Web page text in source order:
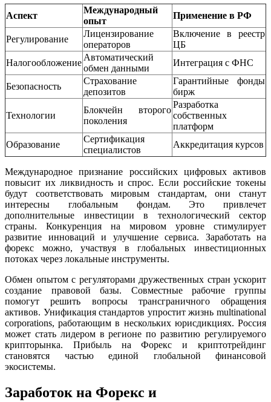
Аспект
Международный
опыт
Применение в РФ
Регулирование
Лицензирование
операторов
Включение в реестр
ЦБ
Налогообложение
Автоматический
обмен данными
Интеграция с ФНС
Безопасность
Страхование
депозитов
Гарантийные фонды
бирж
Технологии
Блокчейн второго
поколения
Разработка
собственных
платформ
Образование
Сертификация
специалистов
Аккредитация курсов
Международное признание российских цифровых активов
повысит их ликвидность и спрос. Если российские токены
будут соответствовать мировым стандартам, они станут
интересны глобальным фондам. Это привлечет
дополнительные инвестиции в технологический сектор
страны. Конкуренция на мировом уровне стимулирует
развитие инноваций и улучшение сервиса. Заработать на
форекс можно, участвуя в глобальных инвестиционных
потоках через локальные инструменты.
Обмен опытом с регуляторами дружественных стран ускорит
создание правовой базы. Совместные рабочие группы
помогут решить вопросы трансграничного обращения
активов. Унификация стандартов упростит жизнь multinational
corporations, работающим в нескольких юрисдикциях. Россия
может стать лидером в регионе по развитию регулируемого
крипторынка. Прибыль на Форекс и криптотрейдинг
становятся частью единой глобальной финансовой
экосистемы.
Заработок на Форекс и